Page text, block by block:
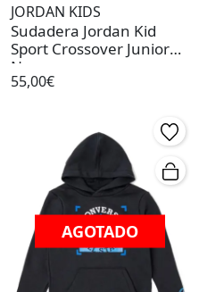
JORDAN KIDS
Sudadera Jordan Kid
Sport Crossover Junior
Negro
55,00€
AGOTADO